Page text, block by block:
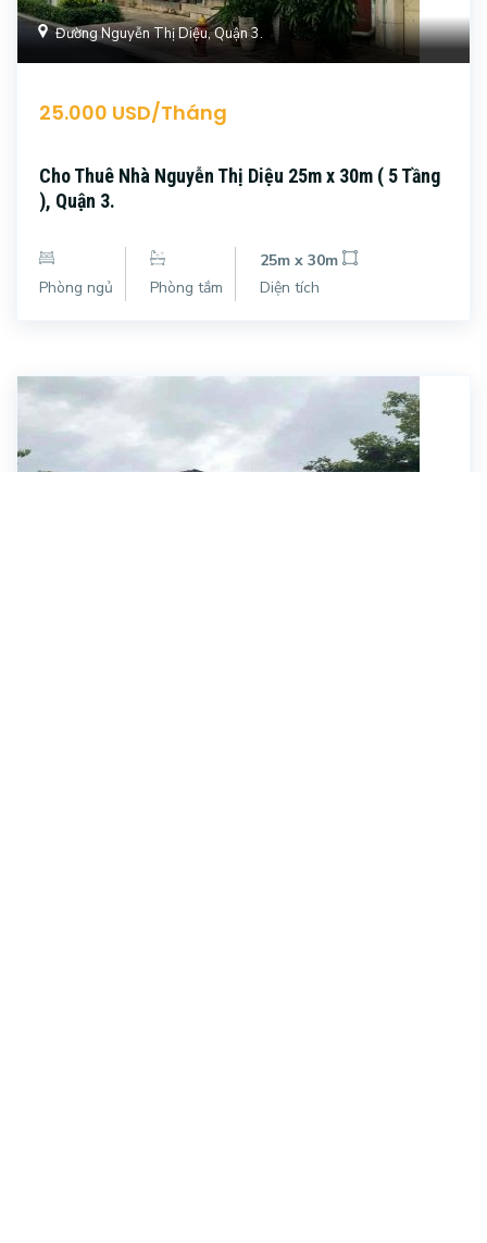
Đường Nguyễn Thị Diệu, Quận 3.
25.000 USD/Tháng
Cho Thuê Nhà Nguyễn Thị Diệu 25m x 30m ( 5 Tầng
), Quận 3.
Phòng ngủ Phòng tắm
25m x 30m
Diện tích